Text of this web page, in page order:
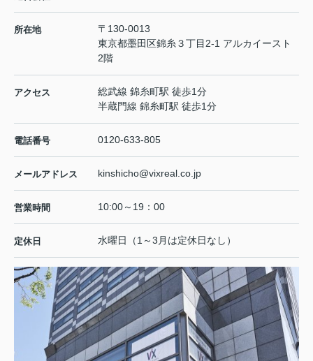
所在地
〒130-0013
東京都墨田区錦糸３丁目2-1 アルカイースト
2階
アクセス
総武線 錦糸町駅 徒歩1分
半蔵門線 錦糸町駅 徒歩1分
電話番号 0120-633-805
メールアドレス kinshicho@vixreal.co.jp
営業時間 10:00～19：00
定休日 水曜日（1～3月は定休日なし）